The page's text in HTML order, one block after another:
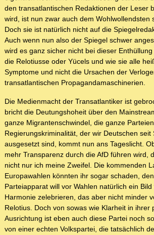
den transatlantischen Redaktionen der Leser
wird, ist nun zwar auch dem Wohlwollendsten
Doch sie ist natürlich nicht auf die
Auch wenn nun also der Spiegel schwer
wird es ganz sicher nicht bei dieser
die Relotiusse oder Yücels und wie sie alle
Symptome und nicht die Ursachen der
transatlantischen Propagandamaschinerien.
Die Medienmacht der Transatlantiker ist
bricht die Deutungshoheit über den
ganze Migrantenschwindel, die ganze
Regierungskriminalität, der wir Deutschen
ausgesetzt sind, kommt nun ans Tageslicht.
mehr Transparenz durch die AfD führen wird,
nicht nur ich meine Zweifel. Die kommenden
Europawahlen könnten ihr sogar schaden,
Parteiapparat will vor Wahlen natürlich ein
Harmonie zelebrieren, das aber nicht minder
Relotius. Doch von sowas wie Klarheit in ihrer
Ausrichtung ist eben auch diese Partei noch
von einer echten Volkspartei, die tatsächlich